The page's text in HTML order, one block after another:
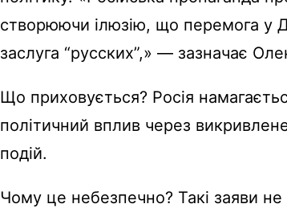
створюючи ілюзію, що перемога у
заслуга “русских”,» — зазначає
Що приховується? Росія
політичний вплив через
подій.
Чому це небезпечно? Такі заяви